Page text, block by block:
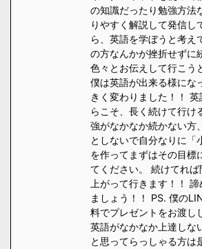
の知識だったり勉強方法
りやすく解説して発信し
ら、英語を学ぼうと考え
の方なんかが挫折せずに
色々とお伝えして行こう
僕は英語が出来る様にな
きく変わりました！！
らこそ、長く続けて行け
強がなかなか続かない方
としないで自分なりに「
を作ってまずはその目標
てください。 続けてれ
上がって行きます！！ 諦
ましょう！！ PS. 僕の
料でプレゼントをお渡し
英語がなかなか上達しな
と思ってらっしゃる方は